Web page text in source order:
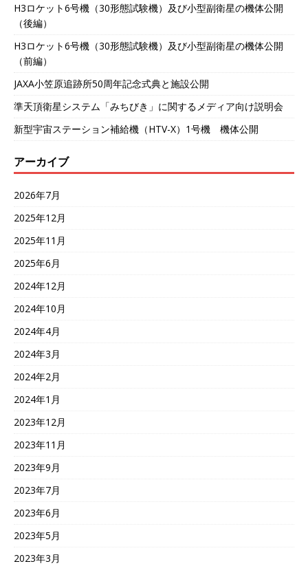
k
H3ロケット6号機（30形態試験機）及び小型副衛星の機体公開
（後編）
H3ロケット6号機（30形態試験機）及び小型副衛星の機体公開
（前編）
JAXA小笠原追跡所50周年記念式典と施設公開
準天頂衛星システム「みちびき」に関するメディア向け説明会
新型宇宙ステーション補給機（HTV-X）1号機 機体公開
アーカイブ
2026年7月
2025年12月
2025年11月
2025年6月
2024年12月
2024年10月
2024年4月
2024年3月
2024年2月
2024年1月
2023年12月
2023年11月
2023年9月
2023年7月
2023年6月
2023年5月
2023年3月